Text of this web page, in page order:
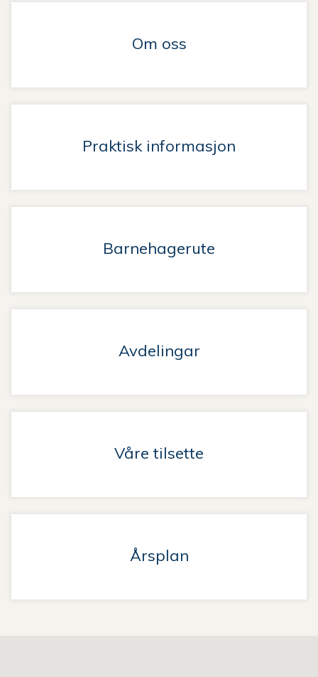
Om oss
Praktisk informasjon
Barnehagerute
Avdelingar
Våre tilsette
Årsplan